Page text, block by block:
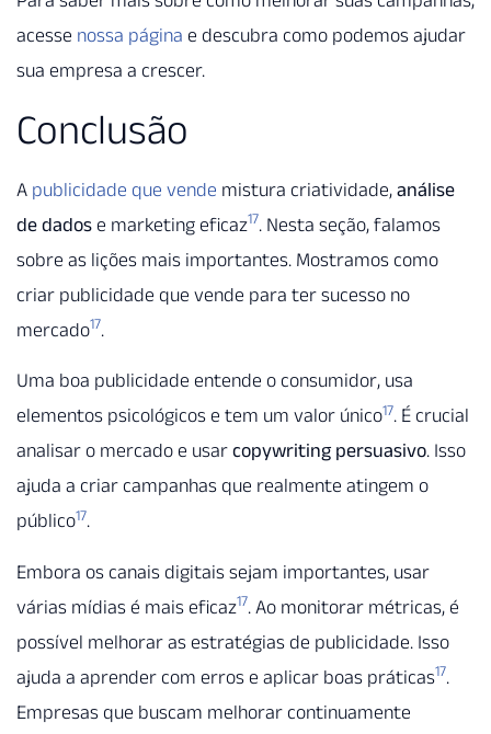
acesse nossa página e descubra como podemos ajudar
sua empresa a crescer.
Conclusão
A publicidade que vende mistura criatividade, análise
de dados e marketing eficaz17. Nesta seção, falamos
sobre as lições mais importantes. Mostramos como
criar publicidade que vende para ter sucesso no
mercado17.
Uma boa publicidade entende o consumidor, usa
elementos psicológicos e tem um valor único17. É crucial
analisar o mercado e usar copywriting persuasivo. Isso
ajuda a criar campanhas que realmente atingem o
público17.
Embora os canais digitais sejam importantes, usar
várias mídias é mais eficaz17. Ao monitorar métricas, é
possível melhorar as estratégias de publicidade. Isso
ajuda a aprender com erros e aplicar boas práticas17.
Empresas que buscam melhorar continuamente